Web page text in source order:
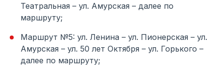
Театральная – ул. Амурская – далее по
маршруту;
Маршрут №5: ул. Ленина – ул. Пионерская – ул.
Амурская – ул. 50 лет Октября – ул. Горького –
далее по маршруту;